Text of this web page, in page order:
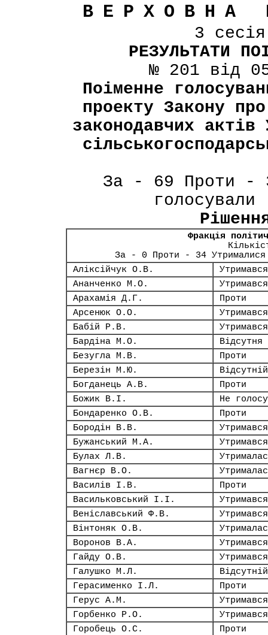
ВЕРХОВНА
3
РЕЗУЛЬТАТИ
№ 201 від
Поіменне
проекту Закону
законодавчих
За - 69 Проти -
Фракція
За - 0 Проти - 34
Аліксійчук О.В.
Утримався
Ананченко М.О.
Утримався
Арахамія Д.Г.
Проти
Арсенюк О.О.
Утримався
Бабій Р.В.
Утримався
Бардіна М.О.
Відсутня
Безугла М.В.
Проти
Березін М.Ю.
Відсутній
Богданець А.В.
Проти
Божик В.І.
Не
Бондаренко О.В.
Проти
Бородін В.В.
Утримався
Бужанський М.А.
Утримався
Булах Л.В.
Вагнєр В.О.
Василів І.В.
Проти
Васильковський І.І.
Утримався
Веніславський Ф.В.
Утримався
Вінтоняк О.В.
Воронов В.А.
Утримався
Гайду О.В.
Утримався
Галушко М.Л.
Відсутній
Герасименко І.Л.
Проти
Герус А.М.
Утримався
Горбенко Р.О.
Утримався
Горобець О.С.
Проти